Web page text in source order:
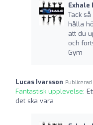
Exhale
Tack
hålla
att du
och
Gym
Lucas Ivarsson Publicerad
Fantastisk upplevelse:
det ska vara